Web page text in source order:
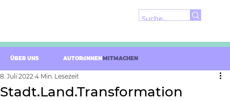
ÜBER UNS AUTOR:INNEN MITMACHEN
Stadt.Land.Transformation
8. Juli 2022 4 Min. Lesezeit